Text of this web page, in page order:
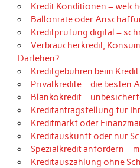
Kredit Konditionen –
Ballonrate oder
Kreditprüfung digital –
Verbraucherkredit,
Darlehen?
Kreditgebühren beim
Privatkredite – die besten
Blankokredit –
Kreditantragstellung für
Kreditmarkt oder
Kreditauskunft oder nur
Spezialkredit anfordern –
Kreditauszahlung ohne